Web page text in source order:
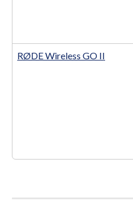
RØDE Wireless GO II